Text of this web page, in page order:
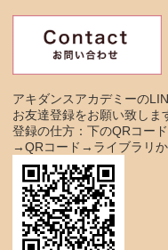
アキダンスアカデミーの
お友達登録をお願い致しま
登録の仕方：下のQRコー
→QRコード→ライブラリ